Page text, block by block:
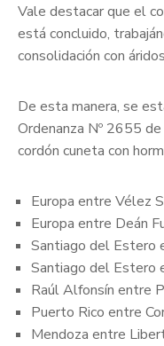
Vale destacar que el
está concluido,
consolidación con
De esta manera, se
Ordenanza Nº 2655
cordón cuneta con
Europa entre Vélez
Europa entre Deán
Santiago del Estero
Santiago del Estero
Raúl Alfonsín entre
Puerto Rico entre
Mendoza entre